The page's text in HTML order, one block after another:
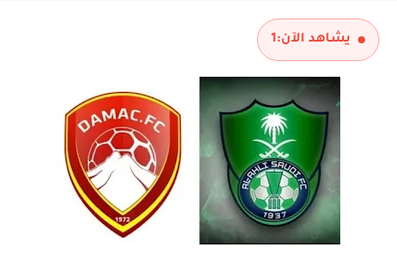
يشاهد الآن:1